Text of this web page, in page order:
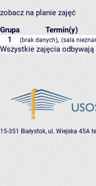
zobacz na planie zajęć
Grupa
Termin(y)
1
(brak danych), (sala
Wszystkie zajęcia odbywają
15-351 Białystok, ul. Wiejska 45A